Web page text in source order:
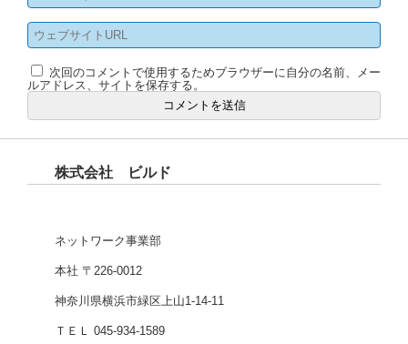
次回のコメントで使用するためブラウザーに自分の名前、メー
ルアドレス、サイトを保存する。
株式会社 ビルド
ネットワーク事業部
本社 〒226-0012
神奈川県横浜市緑区上山1-14-11
ＴＥＬ 045-934-1589